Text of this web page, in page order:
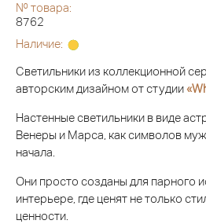
№ товара:
8762
Наличие:
Светильники из коллекционной
авторским дизайном от студии
Настенные светильники в виде
Венеры и Марса, как символов
начала.
Они просто созданы для парного
интерьере, где ценят не только
ценности.